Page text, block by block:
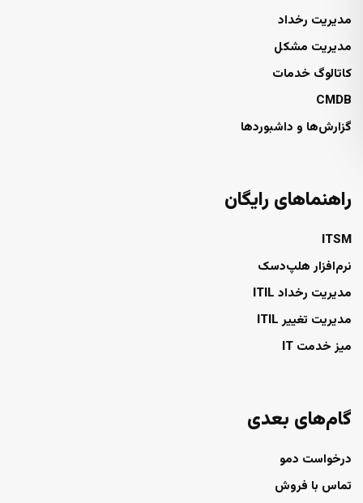
مدیریت رخداد
مدیریت مشکل
کاتالوگ خدمات
CMDB
گزارش‌ها و داشبوردها
راهنماهای رایگان
ITSM
نرم‌افزار هلپ‌دسک
مدیریت رخداد ITIL
مدیریت تغییر ITIL
میز خدمت IT
گام‌های بعدی
درخواست دمو
تماس با فروش